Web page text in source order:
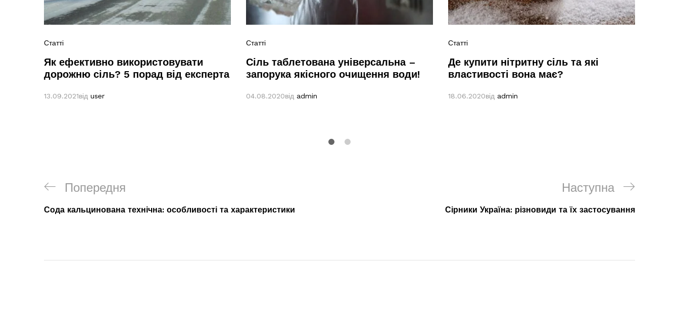
Статті
Як ефективно використовувати
дорожню сіль? 5 порад від експерта
13.09.2021від user
Статті
Сіль таблетована універсальна –
запорука якісного очищення води!
04.08.2020від admin
Статті
Де купити нітритну сіль та які
властивості вона має?
18.06.2020від admin
Попередня
Сода кальцинована технічна: особливості та характеристики
Наступна
Сірники Україна: різновиди та їх застосування